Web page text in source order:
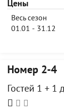
Цены
Весь сезон
01.01 - 31.12
Номер 2-4
Гостей 1 + 1